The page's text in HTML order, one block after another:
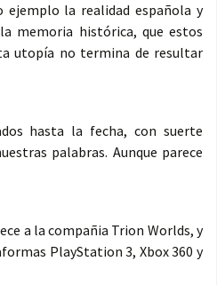
ejemplo la realidad española y
memoria histórica, que estos
utopía no termina de resultar
hasta la fecha, con suerte
palabras. Aunque parece
a la compañia Trion Worlds, y
PlayStation 3, Xbox 360 y